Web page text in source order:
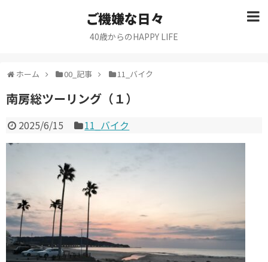
ご機嫌な日々
40歳からのHAPPY LIFE
ホーム 00_記事 11_バイク
南房総ツーリング（１）
2025/6/15 11_バイク